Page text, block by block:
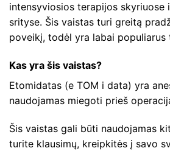
intensyviosios terapijos skyriuose
srityse. Šis vaistas turi greitą
poveikį, todėl yra labai
Kas yra šis vaistas?
Etomidatas (e TOM i data) yra
naudojamas miegoti prieš
Šis vaistas gali būti naudojamas
turite klausimų, kreipkitės į savo